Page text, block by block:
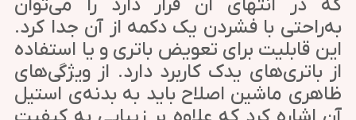
که در انتهای آن قرار دارد را می‌توان
به‌راحتی با فشردن یک دکمه از آن جدا کرد.
این قابلیت برای تعویض باتری و یا استفاده
از باتری‌های یدک کاربرد دارد. از ویژگی‌های
ظاهری ماشین اصلاح باید به بدنه‌ی استیل